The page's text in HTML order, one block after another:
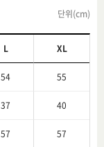
단위(cm)
L XL
54 55
37 40
57 57